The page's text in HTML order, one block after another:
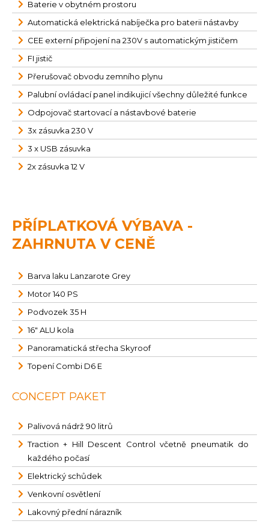
Baterie v obytném prostoru
Automatická elektrická nabíječka pro baterii nástavby
CEE externí připojení na 230V s automatickým jističem
FI jistič
Přerušovač obvodu zemního plynu
Palubní ovládací panel indikujicí všechny důležité funkce
Odpojovač startovací a nástavbové baterie
3x zásuvka 230 V
3 x USB zásuvka
2x zásuvka 12 V
PŘÍPLATKOVÁ VÝBAVA -
ZAHRNUTA V CENĚ
Barva laku Lanzarote Grey
Motor 140 PS
Podvozek 35 H
16" ALU kola
Panoramatická střecha Skyroof
Topení Combi D6 E
CONCEPT PAKET
Palivová nádrž 90 litrů
Traction + Hill Descent Control včetně pneumatik do
každého počasí
Elektrický schůdek
Venkovní osvětlení
Lakovný přední nárazník